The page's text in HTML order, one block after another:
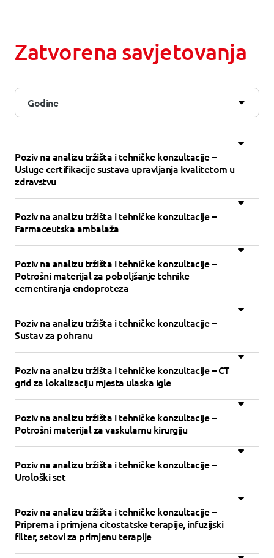
Zatvorena savjetovanja
Godine
Poziv na analizu tržišta i tehničke konzultacije –
Usluge certifikacije sustava upravljanja kvalitetom u
zdravstvu
Poziv na analizu tržišta i tehničke konzultacije –
Farmaceutska ambalaža
Poziv na analizu tržišta i tehničke konzultacije –
Potrošni materijal za poboljšanje tehnike
cementiranja endoproteza
Poziv na analizu tržišta i tehničke konzultacije –
Sustav za pohranu
Poziv na analizu tržišta i tehničke konzultacije – CT
grid za lokalizaciju mjesta ulaska igle
Poziv na analizu tržišta i tehničke konzultacije –
Potrošni materijal za vaskularnu kirurgiju
Poziv na analizu tržišta i tehničke konzultacije –
Urološki set
Poziv na analizu tržišta i tehničke konzultacije –
Priprema i primjena citostatske terapije, infuzijski
filter, setovi za primjenu terapije